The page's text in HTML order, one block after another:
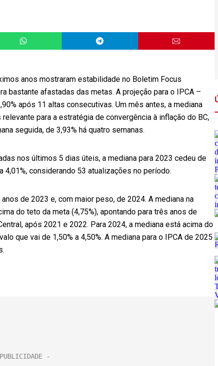
anos mostraram estabilidade no Boletim Focus
bastante afastadas das metas. A projeção para o IPCA –
após 11 altas consecutivas. Um mês antes, a mediana
para a estratégia de convergência à inflação do BC,
seguida, de 3,93% há quatro semanas.
nos últimos 5 dias úteis, a mediana para 2023 cedeu de
4,01%, considerando 53 atualizações no período.
de 2023 e, com maior peso, de 2024. A mediana na
do teto da meta (4,75%), apontando para três anos de
após 2021 e 2022. Para 2024, a mediana está acima do
que vai de 1,50% a 4,50%. A mediana para o IPCA de 2025